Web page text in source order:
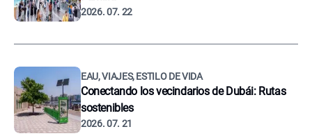
2026. 07. 22
EAU, VIAJES, ESTILO DE VIDA
Conectando los vecindarios de Dubái: Rutas
sostenibles
2026. 07. 21